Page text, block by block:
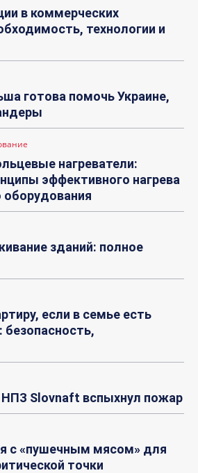
в коммерческих
технологии и
готова помочь Украине,
нагреватели:
эффективного нагрева
зданий: полное
если в семье есть
НПЗ Slovnaft вспыхнул пожар
с «пушечным мясом» для
точки